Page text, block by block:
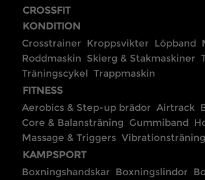
CROSSFIT
KONDITION
Crosstrainer Kroppsvikter Löpband
Roddmaskin Skierg & Stakmaskiner
Träningscykel Trappmaskin
FITNESS
Aerobics & Step-up brädor Airtrack
Core & Balansträning Gummiband
Massage & Triggers Vibrationsträning
KAMPSPORT
Boxningshandskar Boxningslindor